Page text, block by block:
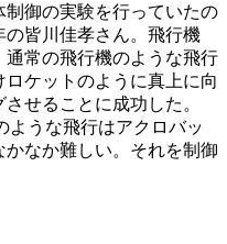
制御の実験を行っていたの
の皆川佳孝さん。飛行機
通常の飛行機のような飛行
ケットのように真上に向
せることに成功した。
ような飛行はアクロバッ
かなか難しい。それを制御